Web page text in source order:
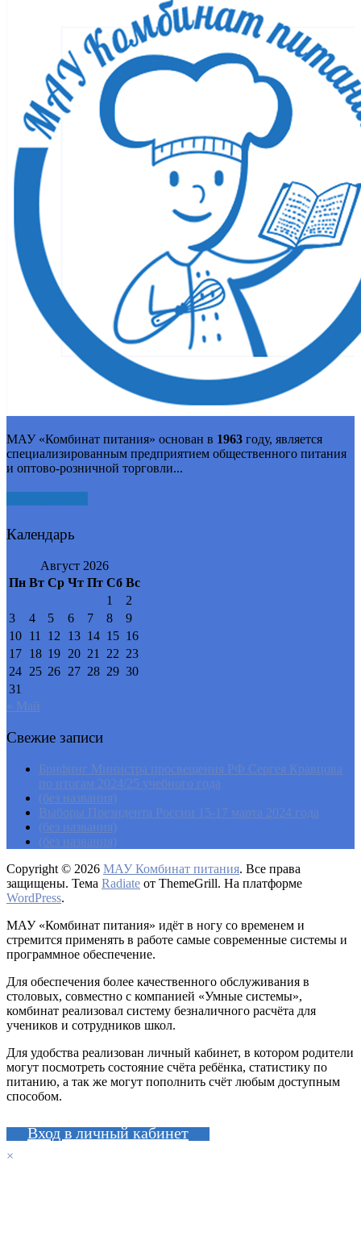
МАУ «Комбинат питания» основан в 1963 году, является
специализированным предприятием общественного питания
и оптово-розничной торговли...
Календарь
Август 2026
Пн Вт Ср Чт Пт Сб Вс
1
2
3
4 5 6 7 8
9
10 11 12 13 14 15 16
17 18 19 20 21 22 23
24 25 26 27 28 29 30
31
« Май
Свежие записи
Брифинг Министра просвещения РФ Сергея Кравцова
по итогам 2024/25 учебного года
(без названия)
Выборы Президента России 15-17 марта 2024 года
(без названия)
(без названия)
Copyright © 2026 МАУ Комбинат питания. Все права
защищены. Тема Radiate от ThemeGrill. На платформе
WordPress.
МАУ «Комбинат питания» идёт в ногу со временем и
стремится применять в работе самые современные системы и
программное обеспечение.
Для обеспечения более качественного обслуживания в
столовых, совместно с компанией «Умные системы»,
комбинат реализовал систему безналичного расчёта для
учеников и сотрудников школ.
Для удобства реализован личный кабинет, в котором родители
могут посмотреть состояние счёта ребёнка, статистику по
питанию, а так же могут пополнить счёт любым доступным
способом.
Вход в личный кабинет
×